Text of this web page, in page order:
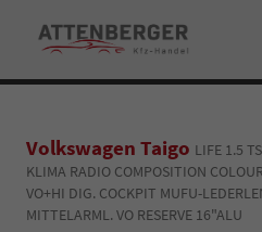
Volkswagen Taigo LIFE 1.5
KLIMA RADIO COMPOSITION
VO+HI DIG. COCKPIT MUFU-
MITTELARML. VO RESERVE 16"ALU